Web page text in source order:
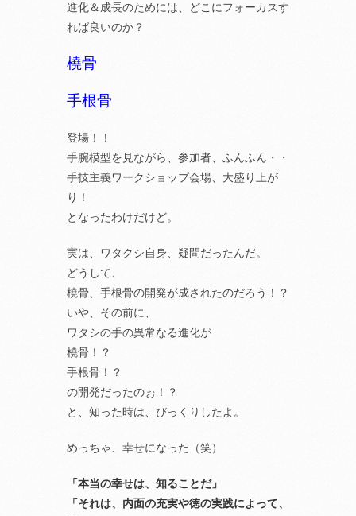
進化＆成長のためには、どこにフォーカスす
れば良いのか？
橈骨
手根骨
登場！！
手腕模型を見ながら、参加者、ふんふん・・
手技主義ワークショップ会場、大盛り上が
り！
となったわけだけど。
実は、ワタクシ自身、疑問だったんだ。
どうして、
橈骨、手根骨の開発が成されたのだろう！？
いや、その前に、
ワタシの手の異常なる進化が
橈骨！？
手根骨！？
の開発だったのぉ！？
と、知った時は、びっくりしたよ。
めっちゃ、幸せになった（笑）
「本当の幸せは、知ることだ」
「それは、内面の充実や徳の実践によって、